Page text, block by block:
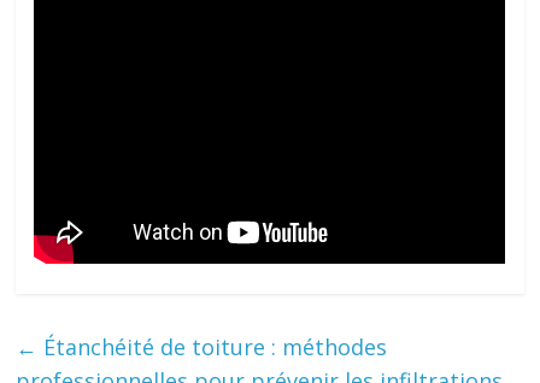
← Étanchéité de toiture : méthodes